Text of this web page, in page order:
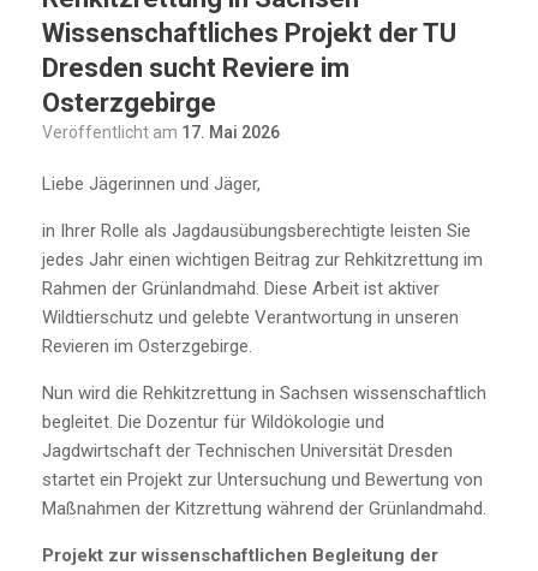
Wissenschaftliches Projekt der TU
Dresden sucht Reviere im
Osterzgebirge
Veröffentlicht am 17. Mai 2026
Liebe Jägerinnen und Jäger,
in Ihrer Rolle als Jagdausübungsberechtigte leisten Sie
jedes Jahr einen wichtigen Beitrag zur Rehkitzrettung im
Rahmen der Grünlandmahd. Diese Arbeit ist aktiver
Wildtierschutz und gelebte Verantwortung in unseren
Revieren im Osterzgebirge.
Nun wird die Rehkitzrettung in Sachsen wissenschaftlich
begleitet. Die Dozentur für Wildökologie und
Jagdwirtschaft der Technischen Universität Dresden
startet ein Projekt zur Untersuchung und Bewertung von
Maßnahmen der Kitzrettung während der Grünlandmahd.
Projekt zur wissenschaftlichen Begleitung der